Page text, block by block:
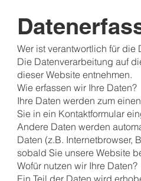
Wer ist verantwortlich für die
Die Datenverarbeitung auf
dieser Website entnehmen.
Wie erfassen wir Ihre Daten?
Ihre Daten werden zum
Sie in ein Kontaktformular
Andere Daten werden
Daten (z.B. Internetbrowser,
sobald Sie unsere Website
Wofür nutzen wir Ihre Daten?
Ein Teil der Daten wird